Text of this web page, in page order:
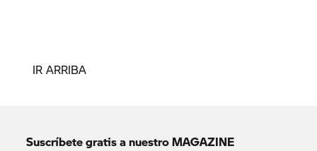
IR ARRIBA
Suscríbete gratis a nuestro MAGAZINE